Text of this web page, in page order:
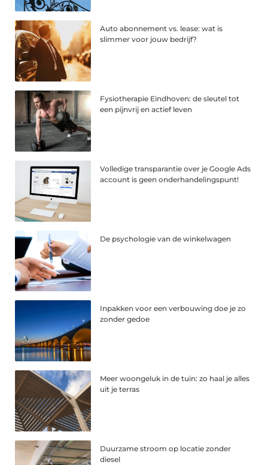
Auto abonnement vs. lease: wat is
slimmer voor jouw bedrijf?
Fysiotherapie Eindhoven: de sleutel tot
een pijnvrij en actief leven
Volledige transparantie over je Google Ads
account is geen onderhandelingspunt!
De psychologie van de winkelwagen
Inpakken voor een verbouwing doe je zo
zonder gedoe
Meer woongeluk in de tuin: zo haal je alles
uit je terras
Duurzame stroom op locatie zonder
diesel